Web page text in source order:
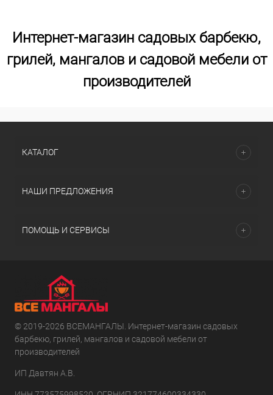
Интернет-магазин садовых барбекю,
грилей, мангалов и садовой мебели от
производителей
КАТАЛОГ
НАШИ ПРЕДЛОЖЕНИЯ
ПОМОЩЬ И СЕРВИСЫ
© 2019-2026 ВСЕМАНГАЛЫ. Интернет-магазин садовых
барбекю, грилей, мангалов и садовой мебели от
производителей
ИП Давтян А.В.